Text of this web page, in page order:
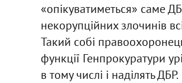
«опікуватиметься» саме
некорупційних злочинів
Такий собі
функції Генпрокуратури
в тому числі і наділять ДБР.